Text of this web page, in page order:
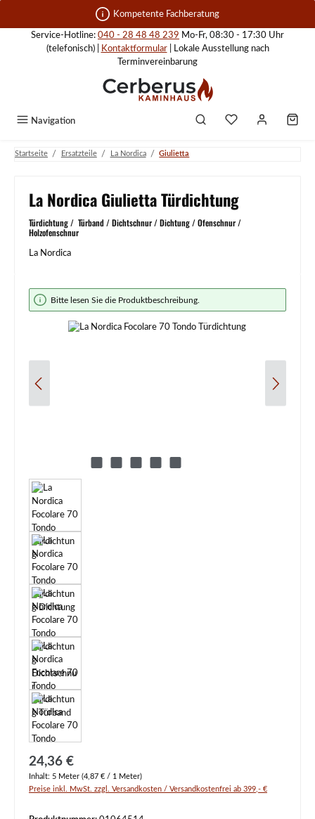
Zum Hauptinhalt springen Kompetente Fachberatung
Service-Hotline: 040 - 28 48 48 239 Mo-Fr, 08:30 - 17:30 Uhr
(telefonisch) |
Kontaktformular| Lokale Ausstellung nach
Terminvereinbarung
Navigation
Startseite / Ersatzteile / La Nordica / Giulietta
La Nordica Giulietta Türdichtung
Türdichtung / Türband / Dichtschnur / Dichtung / Ofenschnur /
Holzofenschnur
La Nordica
Bildergalerie überspringen
Bitte lesen Sie die Produktbeschreibung.
Regulärer Preis:
24,36 €
Inhalt: 5 Meter (4,87 € / 1 Meter)
Preise inkl. MwSt. zzgl. Versandkosten / Versandkostenfrei ab 399,- €